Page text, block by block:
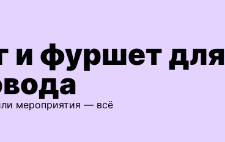
и фуршет для
мероприятия — всё